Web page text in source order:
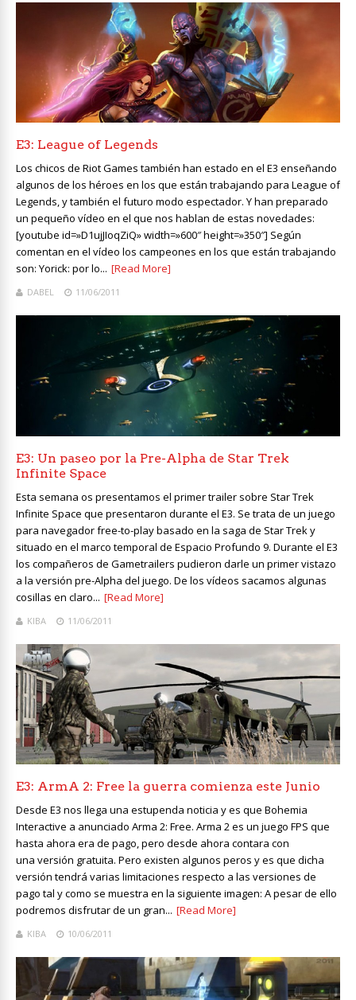
E3: League of Legends
Los chicos de Riot Games también han estado en el E3 enseñando
algunos de los héroes en los que están trabajando para League of
Legends, y también el futuro modo espectador. Y han preparado
un pequeño vídeo en el que nos hablan de estas novedades:
[youtube id=»D1ujJIoqZiQ» width=»600″ height=»350″] Según
comentan en el vídeo los campeones en los que están trabajando
son: Yorick: por lo... [Read More]
DABEL 11/06/2011
E3: Un paseo por la Pre-Alpha de Star Trek
Infinite Space
Esta semana os presentamos el primer trailer sobre Star Trek
Infinite Space que presentaron durante el E3. Se trata de un juego
para navegador free-to-play basado en la saga de Star Trek y
situado en el marco temporal de Espacio Profundo 9. Durante el E3
los compañeros de Gametrailers pudieron darle un primer vistazo
a la versión pre-Alpha del juego. De los vídeos sacamos algunas
cosillas en claro... [Read More]
KIBA 11/06/2011
E3: ArmA 2: Free la guerra comienza este Junio
Desde E3 nos llega una estupenda noticia y es que Bohemia
Interactive a anunciado Arma 2: Free. Arma 2 es un juego FPS que
hasta ahora era de pago, pero desde ahora contara con
una versión gratuita. Pero existen algunos peros y es que dicha
versión tendrá varias limitaciones respecto a las versiones de
pago tal y como se muestra en la siguiente imagen: A pesar de ello
podremos disfrutar de un gran... [Read More]
KIBA 10/06/2011